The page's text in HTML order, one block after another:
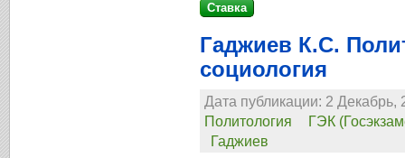
Гаджиев К.С.
социология
Дата публикации: 2 Декабрь,
Политология
ГЭК
Гаджиев